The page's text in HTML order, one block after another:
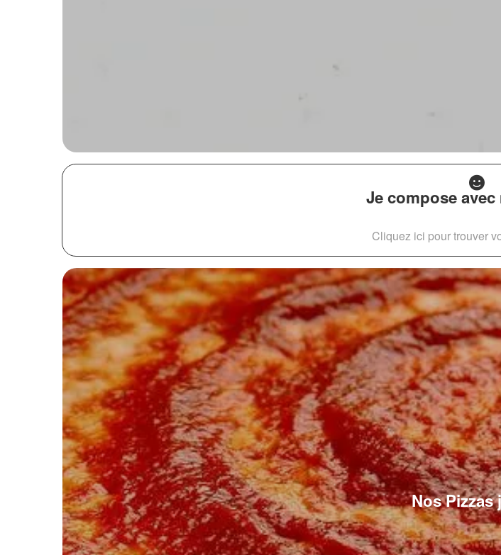
Je compose avec
Cliquez ici pour trouver
Nos